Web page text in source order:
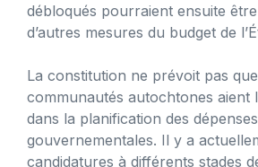
débloqués pourraient ensuite
d’autres mesures du budget de
La constitution ne prévoit pas
communautés autochtones aient
dans la planification des dépenses
gouvernementales. Il y a
candidatures à différents stades